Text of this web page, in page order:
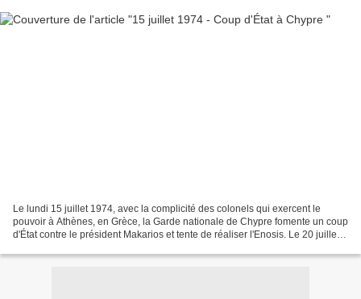
Le lundi 15 juillet 1974, avec la complicité des colonels qui exercent le
pouvoir à Athènes, en Grèce, la Garde nationale de Chypre fomente un coup
d'État contre le président Makarios et tente de réaliser l'Enosis. Le 20 juillet,